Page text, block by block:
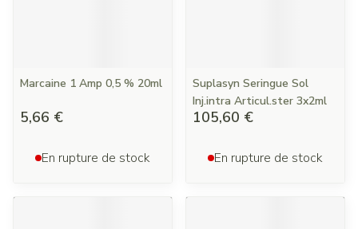
Marcaine 1 Amp 0,5 % 20ml
5,66 €
En rupture de stock
Suplasyn Seringue Sol
Inj.intra Articul.ster 3x2ml
105,60 €
En rupture de stock